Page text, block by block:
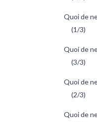
Quoi de
(1/3)
Quoi de
(3/3)
Quoi de
(2/3)
Quoi de